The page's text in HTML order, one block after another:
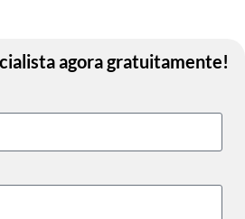
agora gratuitamente!